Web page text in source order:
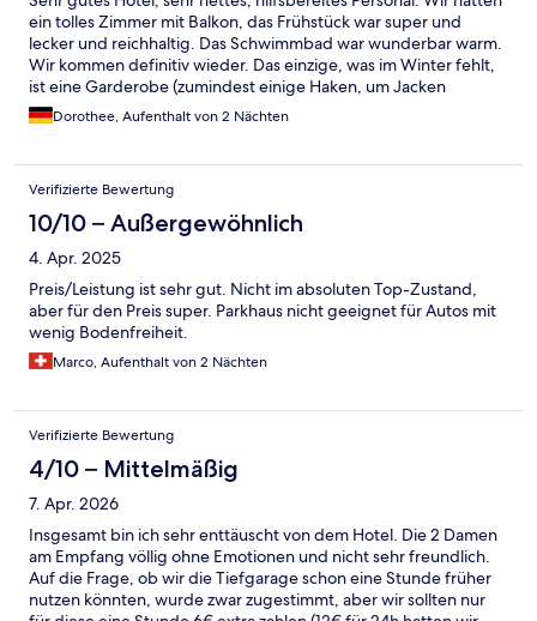
ein tolles Zimmer mit Balkon, das Frühstück war super und
lecker und reichhaltig. Das Schwimmbad war wunderbar warm.
Wir kommen definitiv wieder. Das einzige, was im Winter fehlt,
ist eine Garderobe (zumindest einige Haken, um Jacken
aufzuhängen) Ansonsten sind wir begeistert und freuen uns auf
unseren nächsten Urlaub. Alles ist sehr zentral gelegen. Hat
Stuttgart
Dorothee, Aufenthalt von 2 Nächten
Verifizierte Bewertung
10/10 – Außergewöhnlich
4. Apr. 2025
Preis/Leistung ist sehr gut. Nicht im absoluten Top-Zustand,
aber für den Preis super. Parkhaus nicht geeignet für Autos mit
wenig Bodenfreiheit.
Marco, Aufenthalt von 2 Nächten
Verifizierte Bewertung
4/10 – Mittelmäßig
7. Apr. 2026
Insgesamt bin ich sehr enttäuscht von dem Hotel. Die 2 Damen
am Empfang völlig ohne Emotionen und nicht sehr freundlich.
Auf die Frage, ob wir die Tiefgarage schon eine Stunde früher
nutzen könnten, wurde zwar zugestimmt, aber wir sollten nur